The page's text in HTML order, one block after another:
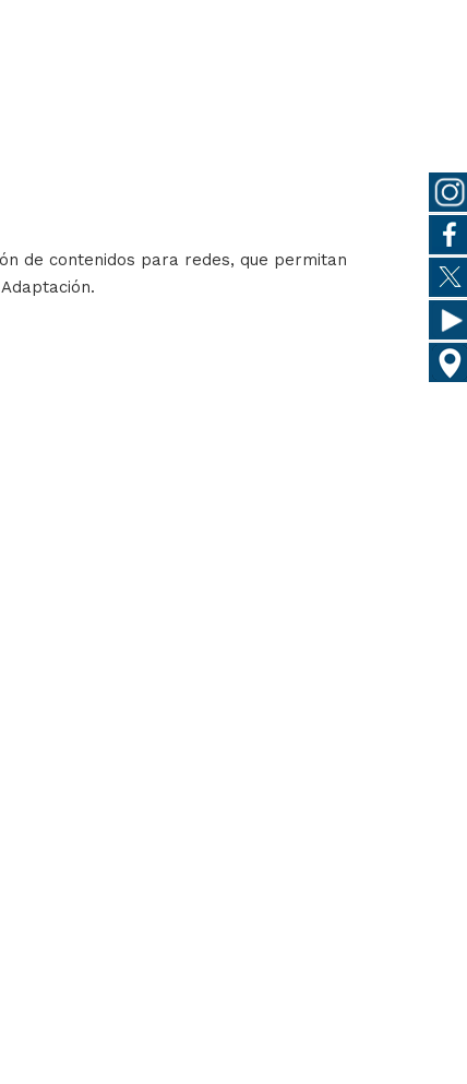
de contenidos para redes, que permitan